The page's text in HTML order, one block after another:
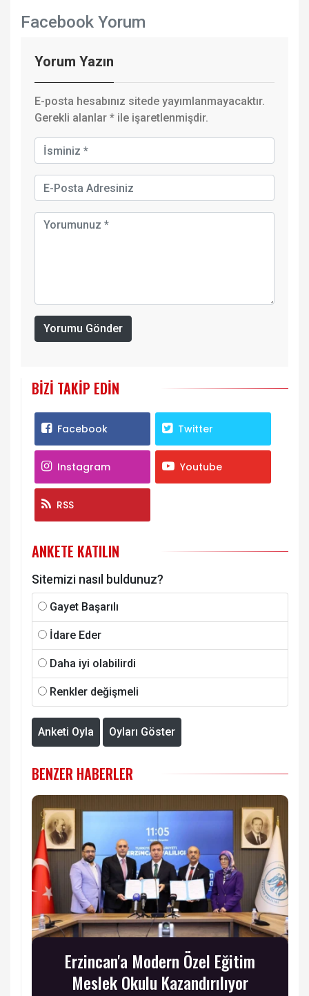
Facebook Yorum
Yorum Yazın
E-posta hesabınız sitede yayımlanmayacaktır.
Gerekli alanlar * ile işaretlenmişdir.
Yorumu Gönder
BIZI TAKIP EDIN
Facebook Twitter
Instagram Youtube
RSS
ANKETE KATILIN
Sitemizi nasıl buldunuz?
Gayet Başarılı
İdare Eder
Daha iyi olabilirdi
Renkler değişmeli
Anketi Oyla Oyları Göster
BENZER HABERLER
Erzincan'a Modern Özel Eğitim
Meslek Okulu Kazandırılıyor